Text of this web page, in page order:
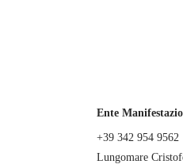
Ente
+39 342 954 9562
Lungomare